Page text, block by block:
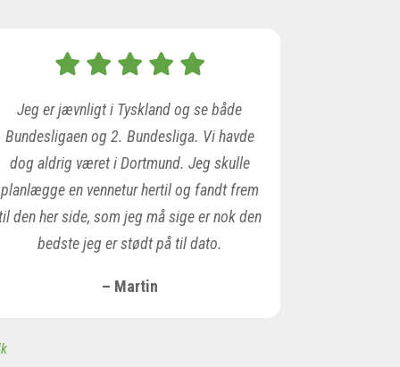
Jeg er jævnligt i Tyskland og se både
Bundesligaen og 2. Bundesliga. Vi havde
dog aldrig været i Dortmund. Jeg skulle
planlægge en vennetur hertil og fandt frem
den her side, som jeg må sige er nok den
bedste jeg er stødt på til dato.
– Martin